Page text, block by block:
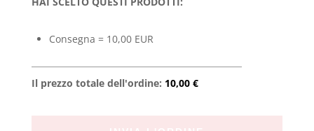
Consegna = 10,00 EUR
Il prezzo totale dell'ordine: 10,00 €